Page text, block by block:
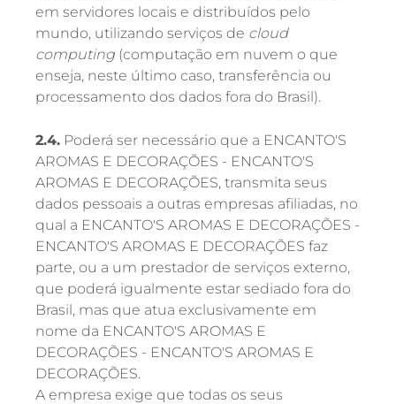
em servidores locais e distribuídos pelo
mundo, utilizando serviços de cloud
computing (computação em nuvem o que
enseja, neste último caso, transferência ou
processamento dos dados fora do Brasil).
2.4. Poderá ser necessário que a ENCANTO'S
AROMAS E DECORAÇÕES - ENCANTO'S
AROMAS E DECORAÇÕES, transmita seus
dados pessoais a outras empresas afiliadas, no
qual a ENCANTO'S AROMAS E DECORAÇÕES -
ENCANTO'S AROMAS E DECORAÇÕES faz
parte, ou a um prestador de serviços externo,
que poderá igualmente estar sediado fora do
Brasil, mas que atua exclusivamente em
nome da ENCANTO'S AROMAS E
DECORAÇÕES - ENCANTO'S AROMAS E
DECORAÇÕES.
A empresa exige que todas os seus